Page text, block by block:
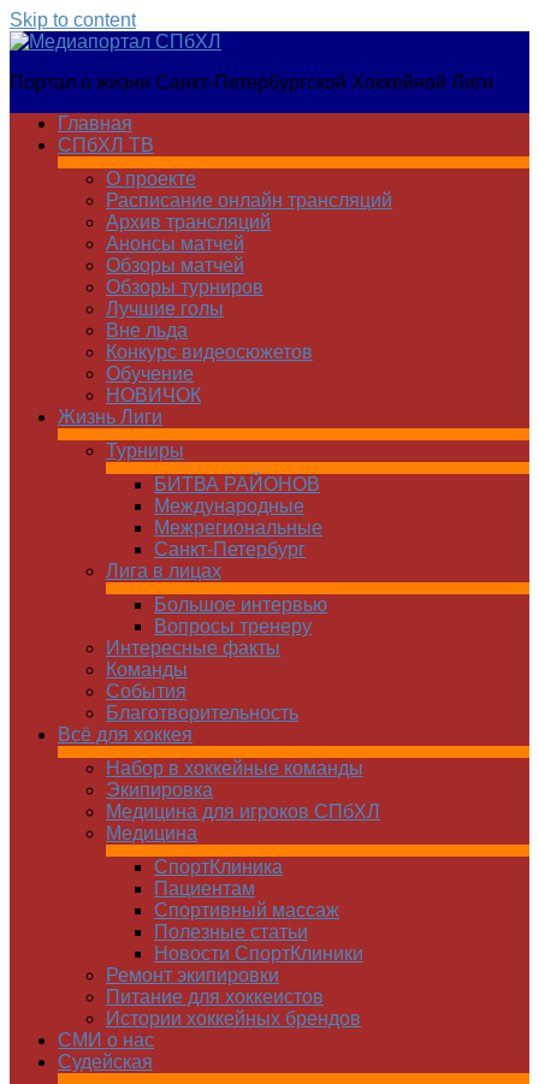
Skip to content
Медиапортал
Портал о жизни Санкт-Петербургской Хоккейной Лиги
Главная
СПбХЛ ТВ
О проекте
Расписание онлайн трансляций
Архив трансляций
Анонсы матчей
Обзоры матчей
Обзоры турниров
Лучшие голы
Вне льда
Конкурс видеосюжетов
Обучение
НОВИЧОК
Жизнь Лиги
Турниры
БИТВА РАЙОНОВ
Международные
Межрегиональные
Санкт-Петербург
Лига в лицах
Большое интервью
Вопросы тренеру
Интересные факты
Команды
Cобытия
Благотворительность
Всё для хоккея
Набор в хоккейные команды
Экипировка
Медицина для игроков СПбХЛ
Медицина
СпортКлиника
Пациентам
Спортивный массаж
Полезные статьи
Новости СпортКлиники
Ремонт экипировки
Питание для хоккеистов
Истории хоккейных брендов
СМИ о нас
Судейская